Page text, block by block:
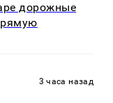
дорожные
3 часа назад